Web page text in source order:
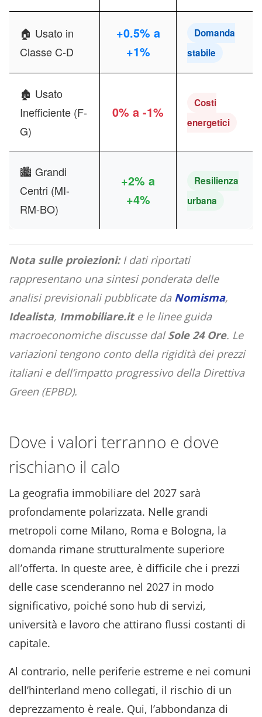
🏠 Usato in
Classe C-D
+0.5% a
+1%
Domanda
stabile
🏚️ Usato
Inefficiente (F-
G)
0% a -1%
Costi
energetici
🏙️ Grandi
Centri (MI-
RM-BO)
+2% a
+4%
Resilienza
urbana
Nota sulle proiezioni:I dati riportati
rappresentano una sintesi ponderata delle
analisi previsionali pubblicate da Nomisma,
Idealista, Immobiliare.ite le linee guida
macroeconomiche discusse dalSole 24 Ore. Le
variazioni tengono conto della rigidità dei prezzi
italiani e dell’impatto progressivo della Direttiva
Green (EPBD).
Dove i valori terranno e dove
rischiano il calo
La geografia immobiliare del 2027 sarà
profondamente polarizzata. Nelle grandi
metropoli come Milano, Roma e Bologna, la
domanda rimane strutturalmente superiore
all’offerta. In queste aree, è difficile che i prezzi
delle case scenderanno nel 2027 in modo
significativo, poiché sono hub di servizi,
università e lavoro che attirano flussi costanti di
capitale.
Al contrario, nelle periferie estreme e nei comuni
dell’hinterland meno collegati, il rischio di un
deprezzamento è reale. Qui, l’abbondanza di